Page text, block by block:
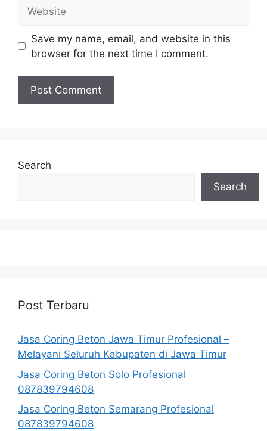
Save my name, email, and website in this
browser for the next time I comment.
Search
Search
Post Terbaru
Jasa Coring Beton Jawa Timur Profesional –
Melayani Seluruh Kabupaten di Jawa Timur
Jasa Coring Beton Solo Profesional
087839794608
Jasa Coring Beton Semarang Profesional
087839794608